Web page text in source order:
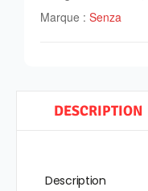
Marque : Senza
DESCRIPTION
Description